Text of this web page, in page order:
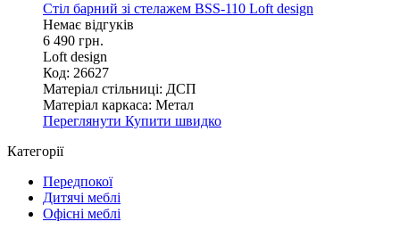
Стіл барний зі стелажем BSS-110 Loft design
Немає відгуків
6 490 грн.
Loft design
Код: 26627
Матеріал стільниці: ДСП
Матеріал каркаса: Метал
Переглянути Купити швидко
Категорії
Передпокої
Дитячі меблі
Офісні меблі